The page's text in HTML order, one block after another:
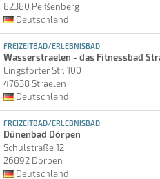
82380 Peißenberg
Deutschland
FREIZEITBAD/ERLEBNISBAD
Wasserstraelen - das Fitnessbad
Lingsforter Str. 100
47638 Straelen
Deutschland
FREIZEITBAD/ERLEBNISBAD
Dünenbad Dörpen
Schulstraße 12
26892 Dörpen
Deutschland